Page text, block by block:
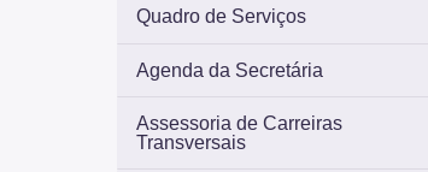
Quadro de Serviços
Agenda da Secretária
Assessoria de Carreiras
Transversais